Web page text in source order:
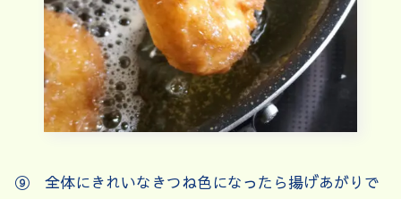
⑨ 全体にきれいなきつね色になったら揚げあがりで